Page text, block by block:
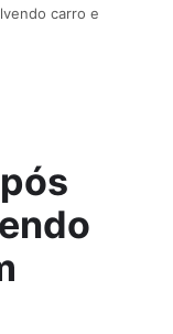
carro e